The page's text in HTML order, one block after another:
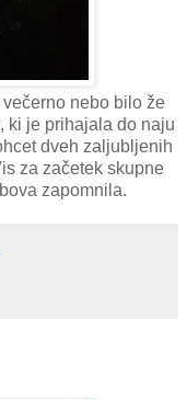
nebo bilo že
ki je prihajala do naju
dveh zaljubljenih
za začetek skupne
zapomnila.